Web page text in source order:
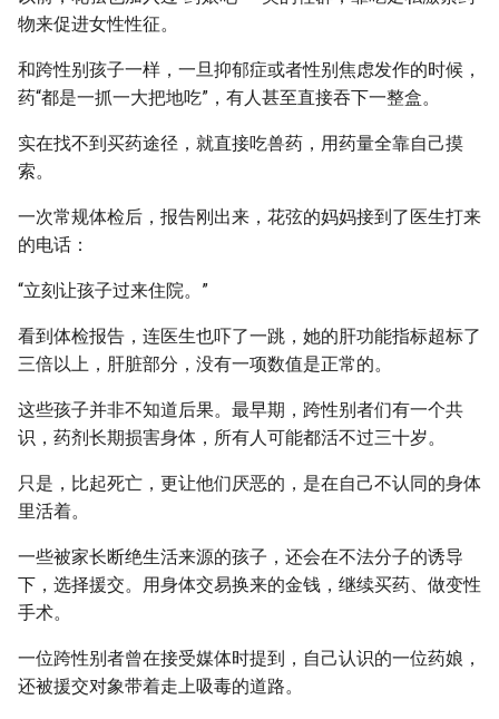
物来促进女性性征。
和跨性别孩子一样，一旦抑郁症或者性别焦虑发作的时候，
药“都是一抓一大把地吃”，有人甚至直接吞下一整盒。
实在找不到买药途径，就直接吃兽药，用药量全靠自己摸
索。
一次常规体检后，报告刚出来，花弦的妈妈接到了医生打来
的电话：
“立刻让孩子过来住院。”
看到体检报告，连医生也吓了一跳，她的肝功能指标超标了
三倍以上，肝脏部分，没有一项数值是正常的。
这些孩子并非不知道后果。最早期，跨性别者们有一个共
识，药剂长期损害身体，所有人可能都活不过三十岁。
只是，比起死亡，更让他们厌恶的，是在自己不认同的身体
里活着。
一些被家长断绝生活来源的孩子，还会在不法分子的诱导
下，选择援交。用身体交易换来的金钱，继续买药、做变性
手术。
一位跨性别者曾在接受媒体时提到，自己认识的一位药娘，
还被援交对象带着走上吸毒的道路。